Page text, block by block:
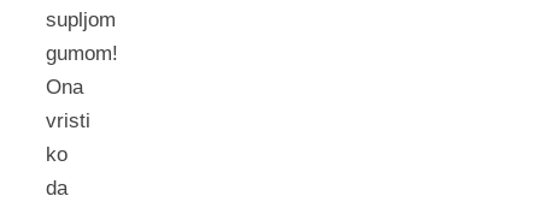
supljom
gumom!
Ona
vristi
ko
da